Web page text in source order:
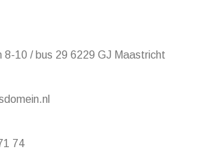
8-10 / bus 29 6229 GJ Maastricht
74